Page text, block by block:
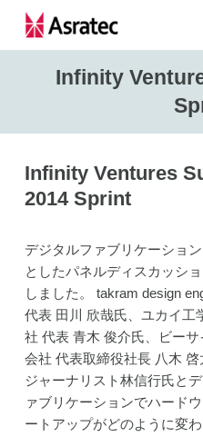
Infinity
Infinity Ventures
2014 Sprint
デジタルファブリケーショ
としたパネルディスカッシ
しました。
takram design
代表 田川 欣哉氏、ユカイ工
社 代表 青木 俊介氏、ビーサ
会社 代表取締役社長 八木 啓
ジャーナリスト林信行氏と
ァブリケーションでハード
ートアップがどのように変